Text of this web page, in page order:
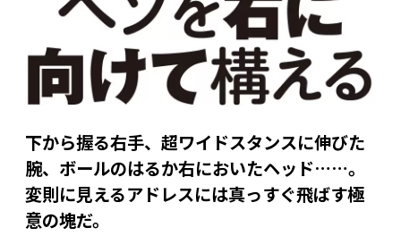
下から握る右手、超ワイドスタンスに伸びた
腕、ボールのはるか右においたヘッド……。
変則に見えるアドレスには真っすぐ飛ばす極
意の塊だ。